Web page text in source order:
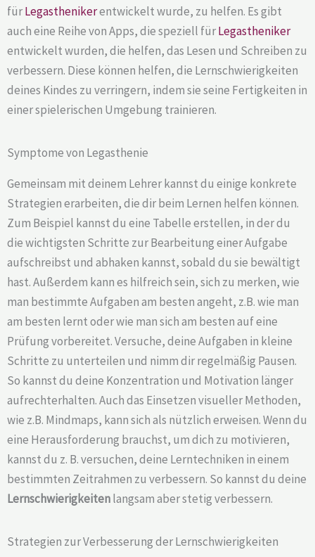
fürLegasthenikerentwickelt wurde, zu helfen. Es gibt
auch eine Reihe von Apps, die speziell fürLegastheniker
entwickelt wurden, die helfen, das Lesen und Schreiben zu
verbessern. Diese können helfen, die Lernschwierigkeiten
deines Kindes zu verringern, indem sie seine Fertigkeiten in
einer spielerischen Umgebung trainieren.
Symptome von Legasthenie
Gemeinsam mit deinem Lehrer kannst du einige konkrete
Strategien erarbeiten, die dir beim Lernen helfen können.
Zum Beispiel kannst du eine Tabelle erstellen, in der du
die wichtigsten Schritte zur Bearbeitung einer Aufgabe
aufschreibst und abhaken kannst, sobald du sie bewältigt
hast. Außerdem kann es hilfreich sein, sich zu merken, wie
man bestimmte Aufgaben am besten angeht, z.B. wie man
am besten lernt oder wie man sich am besten auf eine
Prüfung vorbereitet. Versuche, deine Aufgaben in kleine
Schritte zu unterteilen und nimm dir regelmäßig Pausen.
So kannst du deine Konzentration und Motivation länger
aufrechterhalten. Auch das Einsetzen visueller Methoden,
wie z.B. Mindmaps, kann sich als nützlich erweisen. Wenn du
eine Herausforderung brauchst, um dich zu motivieren,
kannst du z. B. versuchen, deine Lerntechniken in einem
bestimmten Zeitrahmen zu verbessern. So kannst du deine
Lernschwierigkeitenlangsam aber stetig verbessern.
Strategien zur Verbesserung der Lernschwierigkeiten